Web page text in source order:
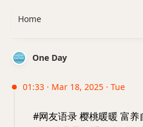
One Day
01:33 · Mar 18, 2025 · Tue
#网友语录 樱桃暖暖 富
Home